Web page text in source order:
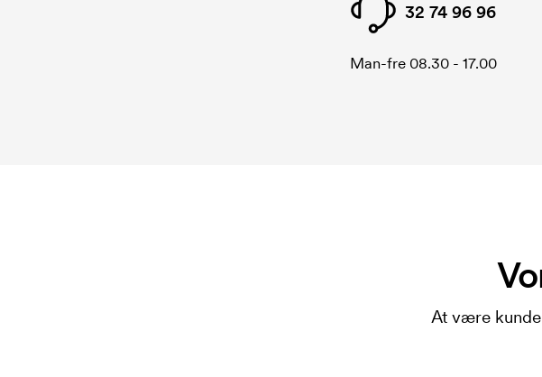
32 74 96 96
Man-fre 08.30 - 17.00
At være